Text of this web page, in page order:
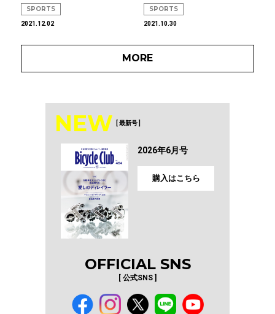
SPORTS
2021.12.02
SPORTS
2021.10.30
MORE
NEW [ 最新号 ]
2026年6月号
購入はこちら
OFFICIAL SNS
[ 公式SNS ]